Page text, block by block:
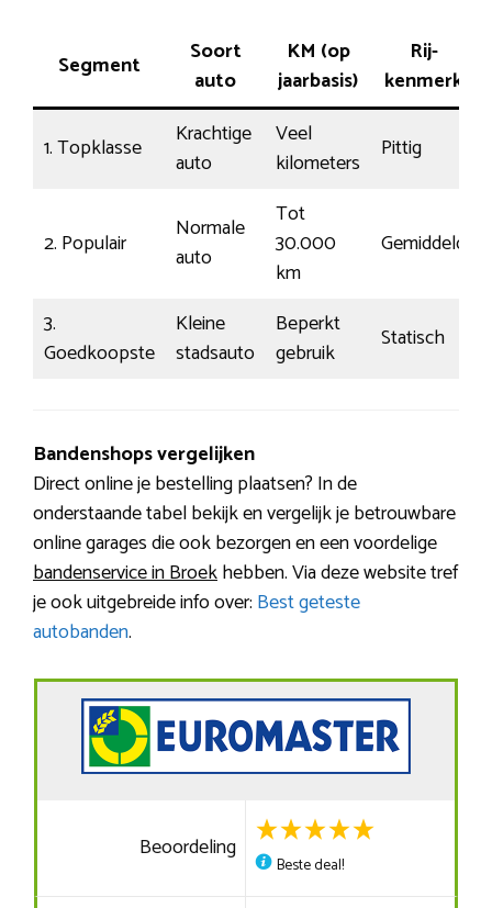
Segment
Soort
auto
KM (op
jaarbasis)
Rij-
kenmerk
1. Topklasse
Krachtige
auto
Veel
kilometers
Pittig
2. Populair
Normale
auto
Tot
30.000
km
Gemiddeld
3.
Goedkoopste
Kleine
stadsauto
Beperkt
gebruik
Statisch
Bandenshops vergelijken
Direct online je bestelling plaatsen? In de
onderstaande tabel bekijk en vergelijk je betrouwbare
online garages die ook bezorgen en een voordelige
bandenservice in Broekhebben. Via deze website tref
je ook uitgebreide info over: Best geteste
autobanden.
Beoordeling
Beste deal!